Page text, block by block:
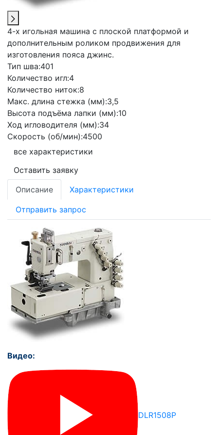
4-х игольная машина с плоской платформой и
дополнительным роликом продвижения для
изготовления пояса джинс.
Тип шва:401
Количество игл:4
Количество ниток:8
Макс. длина стежка (мм):3,5
Высота подъёма лапки (мм):10
Ход игловодителя (мм):34
Скорость (об/мин):4500
все характеристики
Оставить заявку
Описание
Характеристики
Отправить запрос
Видео:
DLR1508P